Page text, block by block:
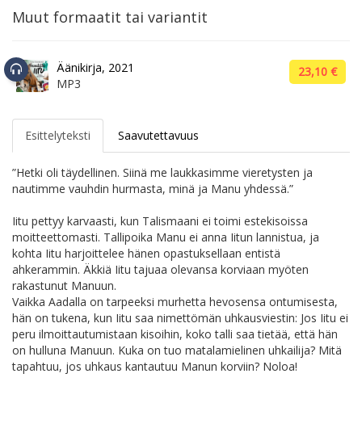
Muut formaatit tai variantit
Äänikirja, 2021
MP3
23,10 €
Esittelyteksti Saavutettavuus
”Hetki oli täydellinen. Siinä me laukkasimme vieretysten ja
nautimme vauhdin hurmasta, minä ja Manu yhdessä.”
Iitu pettyy karvaasti, kun Talismaani ei toimi este­kisoissa
moitteettomasti. Tallipoika Manu ei anna Iitun lannistua, ja
kohta Iitu harjoittelee hänen opastuksellaan entistä
ahkerammin. Äkkiä Iitu tajuaa olevansa korviaan myöten
rakastunut Manuun.
Vaikka Aadalla on tarpeeksi murhetta hevosensa ontumisesta,
hän on tukena, kun Iitu saa nimet­tömän uhkausviestin: Jos Iitu ei
peru ilmoittautumistaan kisoihin, koko talli saa tietää, että hän
on hulluna Manuun. Kuka on tuo matalamielinen uhkailija? Mitä
tapahtuu, jos uhkaus kantautuu Manun korviin? Noloa!